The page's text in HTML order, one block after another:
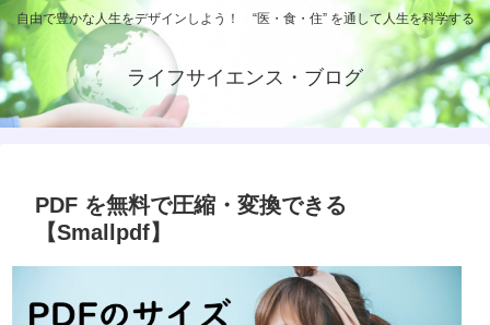
自由で豊かな人生をデザインしよう！ “医・食・住” を通して人生を科学する
ライフサイエンス・ブログ
PDF を無料で圧縮・変換できる
【Smallpdf】